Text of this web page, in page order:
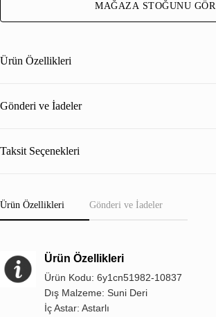
MAĞAZA STOĞUNU GÖR
Ürün Özellikleri
Gönderi ve İadeler
Taksit Seçenekleri
Ürün Özellikleri Gönderi ve İadeler
Ürün Özellikleri
Ürün Kodu: 6y1cn51982-10837
Dış Malzeme: Suni Deri
İç Astar: Astarlı